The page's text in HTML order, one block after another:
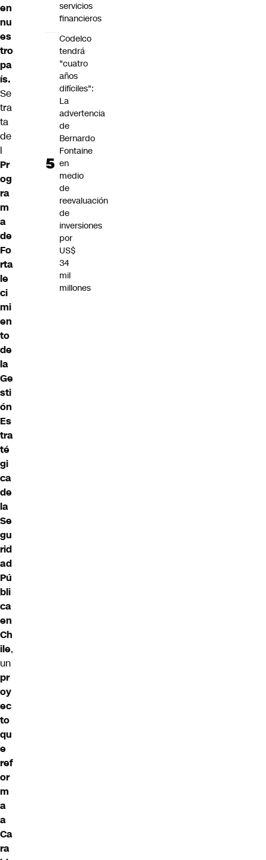
en
nu
es
tro
pa
ís.
Se
tra
ta
de
l
Pr
og
ra
m
a
de
Fo
rta
le
ci
mi
en
to
de
la
Ge
sti
ón
Es
tra
té
gi
ca
de
la
Se
gu
rid
ad
Pú
bli
ca
en
Ch
ile,
un
pr
oy
ec
to
qu
e
ref
or
m
a
a
Ca
ra
servicios
financieros
Codelco
tendrá
"cuatro
años
difíciles":
La
advertencia
de
Bernardo
Fontaine
en
medio
de
reevaluación
de
inversiones
por
US$
34
mil
millones